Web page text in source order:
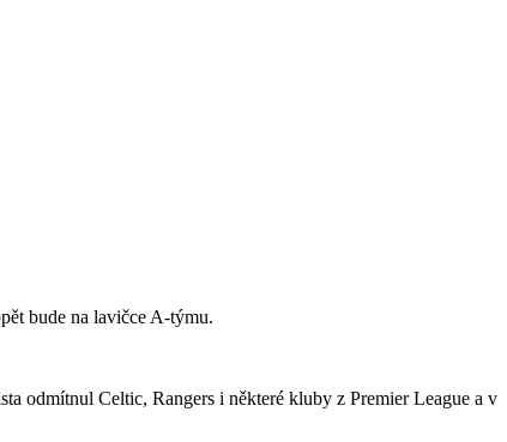
bude na lavičce A-týmu.
odmítnul Celtic, Rangers i některé kluby z Premier League a v